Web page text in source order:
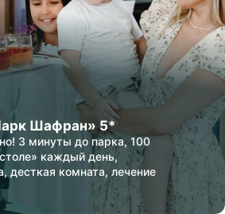
Шафран» 5*
3 минуты до парка, 100
каждый день,
десткая комната, лечение